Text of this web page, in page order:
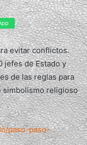
evitar conflictos.
jefes de Estado y
de las reglas para
simbolismo religioso
paso-paso-